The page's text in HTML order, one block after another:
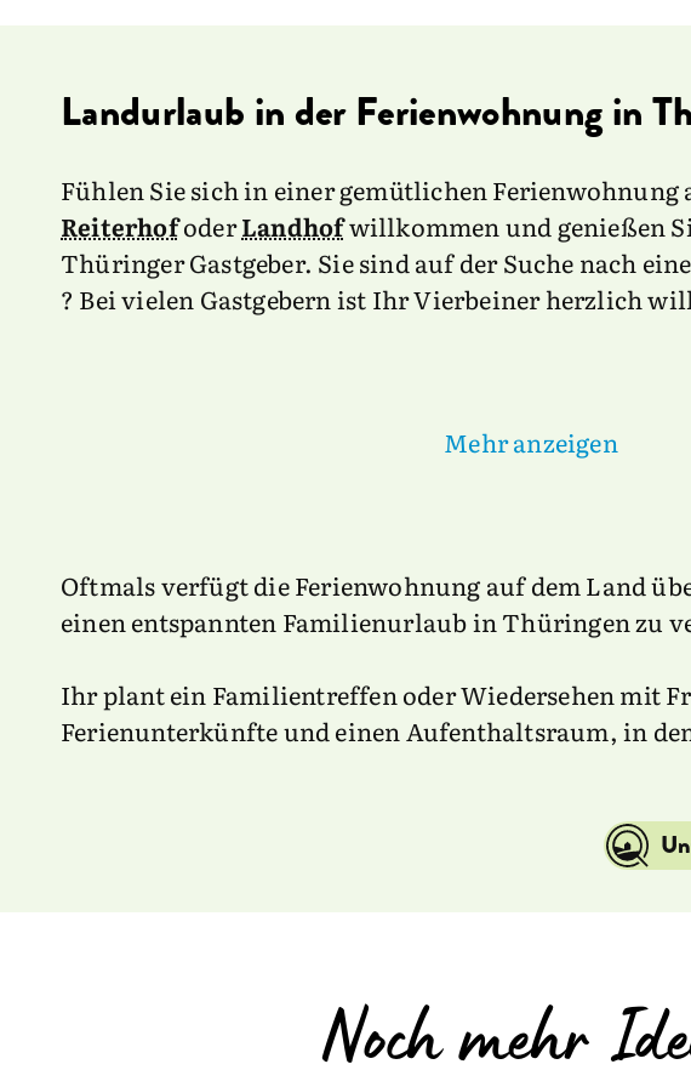
Landurlaub in der Ferienwohnung in
Fühlen Sie sich in einer gemütlichen Ferienwohnung
ReiterhofoderLandhofwillkommen und genießen
Thüringer Gastgeber. Sie sind auf der Suche nach
? Bei vielen Gastgebern ist Ihr Vierbeiner herzlich
Mehr anzeigen
Oftmals verfügt die Ferienwohnung auf dem Land
einen entspannten Familienurlaub in Thüringen zu
Ihr plant ein Familientreffen oder Wiedersehen mit
Ferienunterkünfte und einen Aufenthaltsraum, in
Noch mehr